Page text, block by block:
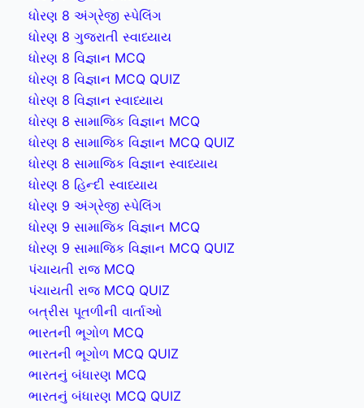
ધોરણ 8 અંગ્રેજી સ્પેલિંગ
ધોરણ 8 ગુજરાતી સ્વાધ્યાય
ધોરણ 8 વિજ્ઞાન MCQ
ધોરણ 8 વિજ્ઞાન MCQ QUIZ
ધોરણ 8 વિજ્ઞાન સ્વાધ્યાય
ધોરણ 8 સામાજિક વિજ્ઞાન MCQ
ધોરણ 8 સામાજિક વિજ્ઞાન MCQ QUIZ
ધોરણ 8 સામાજિક વિજ્ઞાન સ્વાધ્યાય
ધોરણ 8 હિન્દી સ્વાધ્યાય
ધોરણ 9 અંગ્રેજી સ્પેલિંગ
ધોરણ 9 સામાજિક વિજ્ઞાન MCQ
ધોરણ 9 સામાજિક વિજ્ઞાન MCQ QUIZ
પંચાયતી રાજ MCQ
પંચાયતી રાજ MCQ QUIZ
બત્રીસ પૂતળીની વાર્તાઓ
ભારતની ભૂગોળ MCQ
ભારતની ભૂગોળ MCQ QUIZ
ભારતનું બંધારણ MCQ
ભારતનું બંધારણ MCQ QUIZ